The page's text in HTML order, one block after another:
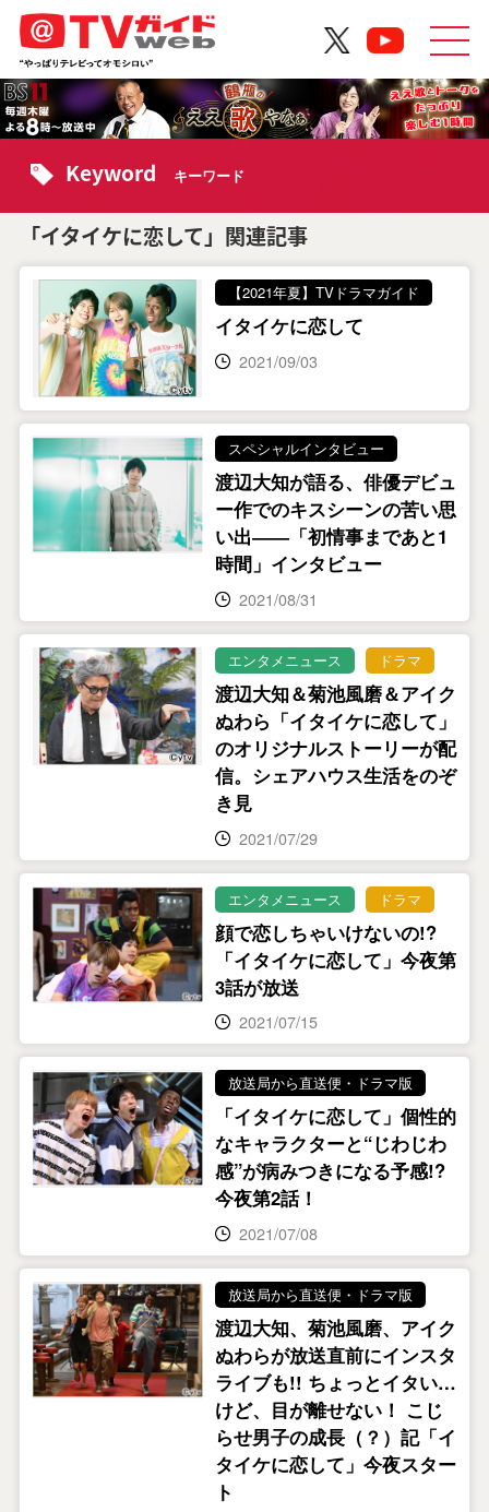
Keyword キーワード
「イタイケに恋して」関連記事
【2021年夏】TVドラマガイド
イタイケに恋して
2021/09/03
スペシャルインタビュー
渡辺大知が語る、俳優デビュ
ー作でのキスシーンの苦い思
い出――「初情事まであと1
時間」インタビュー
2021/08/31
エンタメニュース ドラマ
渡辺大知＆菊池風磨＆アイク
ぬわら「イタイケに恋して」
のオリジナルストーリーが配
信。シェアハウス生活をのぞ
き見
2021/07/29
エンタメニュース ドラマ
顔で恋しちゃいけないの!?
「イタイケに恋して」今夜第
3話が放送
2021/07/15
放送局から直送便・ドラマ版
「イタイケに恋して」個性的
なキャラクターと“じわじわ
感”が病みつきになる予感!?
今夜第2話！
2021/07/08
放送局から直送便・ドラマ版
渡辺大知、菊池風磨、アイク
ぬわらが放送直前にインスタ
ライブも!! ちょっとイタい…
けど、目が離せない！ こじ
らせ男子の成長（？）記「イ
タイケに恋して」今夜スター
ト